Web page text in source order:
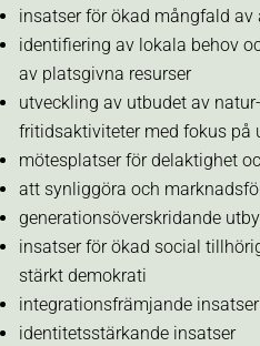
insatser för ökad mångfald
identifiering av lokala behov
av platsgivna resurser
utveckling av utbudet av
fritidsaktiviteter med fokus på
mötesplatser för delaktighet
att synliggöra och
generationsöverskridande
insatser för ökad social
stärkt demokrati
integrationsfrämjande insatser
identitetsstärkande insatser